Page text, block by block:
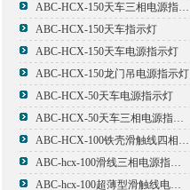
ABC-HCX-150天车三相电源指示灯
ABC-HCX-150天车指示灯
ABC-HCX-150天车电源指示灯
ABC-HCX-150龙门吊电源指示灯
ABC-HCX-50天车电源指示灯
ABC-HCX-50天车三相电源指示灯
ABC-HCX-100铁壳滑触线四相电源指示灯
ABC-hcx-100滑线三相电源指示灯
ABC-hcx-100超薄型滑触线电源指示灯